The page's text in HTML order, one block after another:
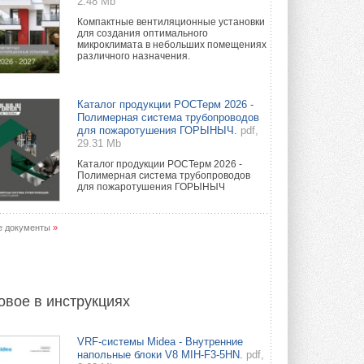
Компактные вентиляционные установки
для создания оптимального
микроклимата в небольших помещениях
различного назначения.
Каталог продукции РОСТерм 2026 -
Полимерная система трубопроводов
для пожаротушения ГОРЫНЫЧ.
pdf,
29.31 Mb
Каталог продукции РОСТерм 2026 -
Полимерная система трубопроводов
для пожаротушения ГОРЫНЫЧ
документы »
в инструкциях
VRF-системы Midea - Внутренние
напольные блоки V8 MIH-F3-5HN. pdf,